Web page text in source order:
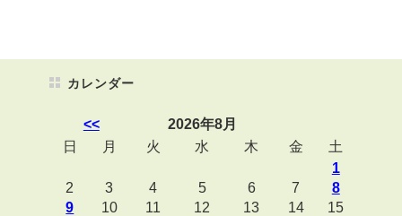
カレンダー
<<
2026年8月
日
月 火 水 木 金
土
1
2
3 4 5 6 7
8
9
10 11 12 13 14
15